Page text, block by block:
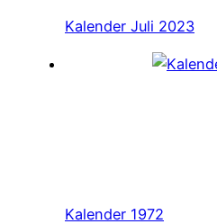
Kalender Juli 2023
Kalender 1972